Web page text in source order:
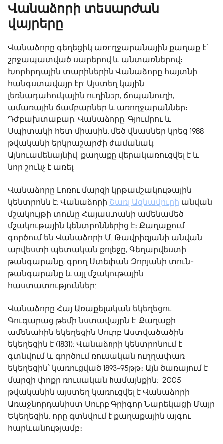
Վանաձորի տեսարժան
վայրերը
Վանաձորը գեղեցիկ առողջարանային քաղաք է՝
շրջապատված սարերով և անտառներով։
Խորհրդային տարիներին Վանաձորը հայտնի
հանգստավայր էր: Այստեղ կային
լեռնադահուկային ուղիներ, ճոպանուղի,
ամառային ճամբարներ և առողջարաններ։
Դժբախտաբար, Վանաձորը, Գյումրու և
Սպիտակի հետ միասին, մեծ վնասներ կրեց 1988
թվականի երկրաշարժի ժամանակ:
Այնուամենայնիվ, քաղաքը վերակառուցվել է և
նոր շունչ է առել:
Վանաձորը Լոռու մարզի կրթամշակութային
կենտրոնն է: Վանաձորի Շառլ Ազնավուրի անվան
մշակույթի տունը Հայաստանի ամենամեծ
մշակութային կենտրոններից է։ Քաղաքում
գործում են Վանաձորի Մ. Թավրիզյանի անվան
արվեստի պետական քոլեջը, Գեղարվեստի
թանգարանը, գրող Ստեփան Զորյանի տուն-
թանգարանը և այլ մշակութային
հաստատություններ:
Վանաձորը Հայ Առաքելական եկեղեցու
Գուգարաց թեմի նստավայրն է: Քաղաքի
ամենահին եկեղեցին Սուրբ Աստվածածին
եկեղեցին է (1831): Վանաձորի կենտրոնում է
գտնվում և գործում ռուսական ուղղափառ
եկեղեցին՝ կառուցված 1893-95թթ։ Այն ծառայում է
մարզի փոքր ռուսական համայնքին: 2005
թվականին այստեղ կառուցվել է Վանաձորի
Առաջնորդանիստ Սուրբ Գրիգոր Նարեկացի Մայր
Եկեղեցին, որը գտնվում է քաղաքային այգու
հարևանությամբ։